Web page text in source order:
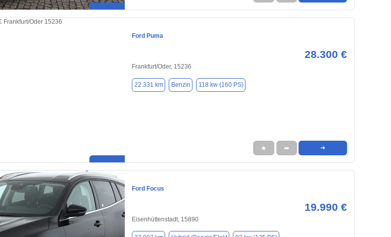
Ford Puma
28.300 €
Frankfurt/Oder, 15236
22.331 km Benzin 118 kw (160 PS)
★ ➦ ➜
Ford Focus
19.990 €
Eisenhüttenstadt, 15890